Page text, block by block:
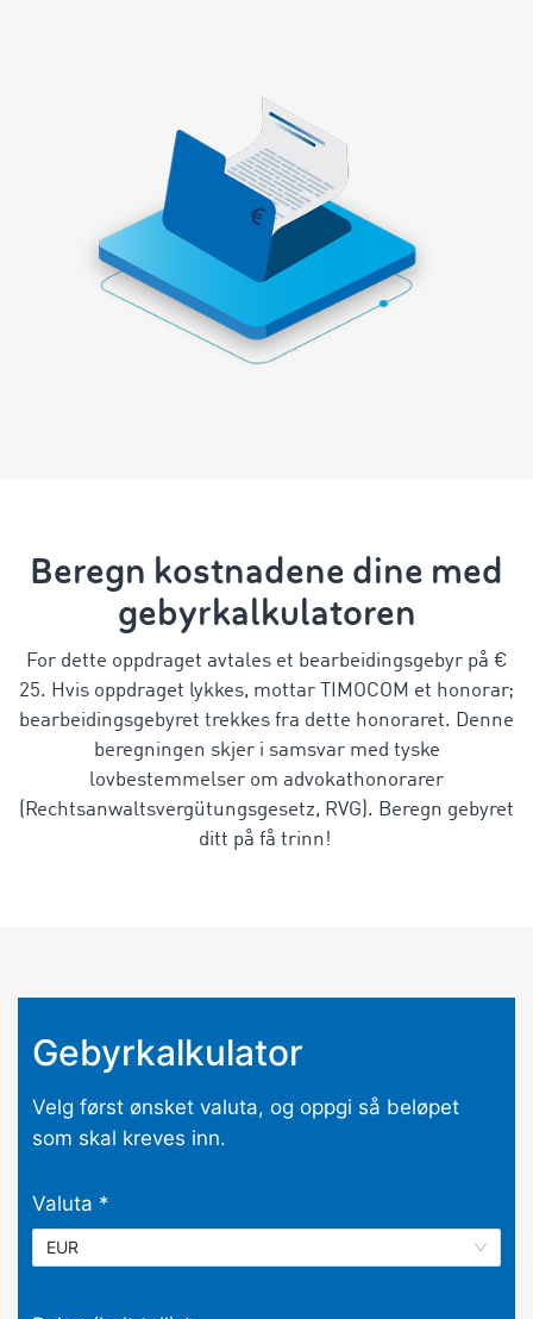
Beregn kostnadene dine med
gebyrkalkulatoren
For dette oppdraget avtales et bearbeidingsgebyr på €
25. Hvis oppdraget lykkes, mottar TIMOCOM et honorar;
bearbeidingsgebyret trekkes fra dette honoraret. Denne
beregningen skjer i samsvar med tyske
lovbestemmelser om advokathonorarer
(Rechtsanwaltsvergütungsgesetz, RVG). Beregn gebyret
ditt på få trinn!